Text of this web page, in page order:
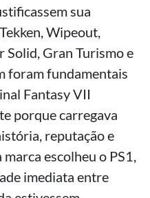
sua
Wipeout,
Solid, Gran Turismo e
foram fundamentais
Fantasy VII
porque carregava
reputação e
escolheu o PS1,
imediata entre